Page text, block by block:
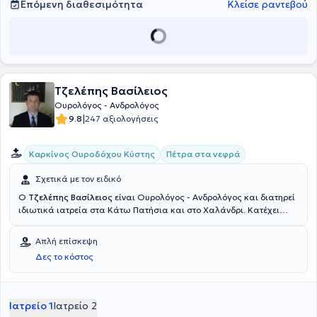
Επόμενη διαθεσιμότητα Κλείσε ραντεβού
Τζελέπης Βασίλειος
Ουρολόγος - Ανδρολόγος
9.8|247 αξιολογήσεις
Καρκίνος Ουροδόχου Κύστης Πέτρα στα νεφρά
Σχετικά με τον ειδικό
Ο Τζελέπης Βασίλειος είναι Ουρολόγος - Ανδρολόγος και διατηρεί
ιδιωτικά ιατρεία στα Κάτω Πατήσια και στο Χαλάνδρι. Κατέχει
Αξιωματικών Σωμάτων και ειδικεύτηκε στην Ουρολογία, στην Β΄
Ουρολογική Κλινική του Εθνικού και Καποδιστριακού
Πανεπιστημίου Αθηνών. Είναι Διδάκτωρ της Ιατρικής Σχολής του
Εθνικού και Καποδιστριακού Πανεπιστημίου Αθηνών και
Νεφρολιθοτριψία, στη Β’ Ουρολογική Κλινική του ίδιου
πανεπιστημίου. Παράλληλα με το ιδιωτικό του ιατρείο, διατελεί
Απλή επίσκεψη
Δες το κόστος
Ιατρείο 1Ιατρείο 2